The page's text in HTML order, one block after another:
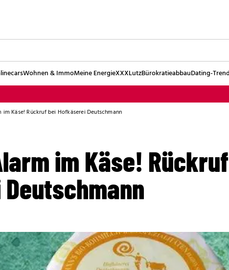
Wohnen & ImmoMeine EnergieXXXLutzBürokratieabbauDating-
im Käse! Rückruf bei Hofkäserei Deutschmann
im Käse!